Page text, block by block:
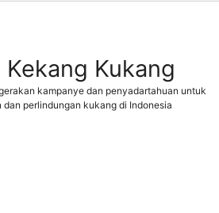
Kukang
kampanye dan penyadartahuan untuk
dan perlindungan kukang di Indonesia